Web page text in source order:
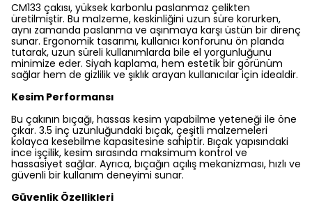
CM133 çakısı, yüksek karbonlu paslanmaz çelikten
üretilmiştir. Bu malzeme, keskinliğini uzun süre korurken,
aynı zamanda paslanma ve aşınmaya karşı üstün bir direnç
sunar. Ergonomik tasarımı, kullanıcı konforunu ön planda
tutarak, uzun süreli kullanımlarda bile el yorgunluğunu
minimize eder. Siyah kaplama, hem estetik bir görünüm
sağlar hem de gizlilik ve şıklık arayan kullanıcılar için idealdir.
Kesim Performansı
Bu çakının bıçağı, hassas kesim yapabilme yeteneği ile öne
çıkar. 3.5 inç uzunluğundaki bıçak, çeşitli malzemeleri
kolayca kesebilme kapasitesine sahiptir. Bıçak yapısındaki
ince işçilik, kesim sırasında maksimum kontrol ve
hassasiyet sağlar. Ayrıca, bıçağın açılış mekanizması, hızlı ve
güvenli bir kullanım deneyimi sunar.
Güvenlik Özellikleri